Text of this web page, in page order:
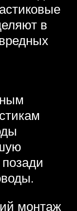
в
монтаж